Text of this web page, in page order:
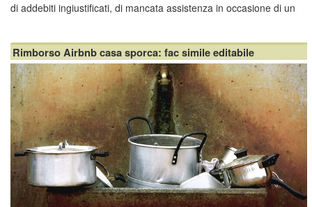
di addebiti ingiustificati, di mancata assistenza in occasione di un
esempio, quello di annullare o pretenedere un
Rimborso Airbnb casa sporca: fac simile editabile